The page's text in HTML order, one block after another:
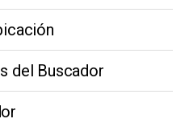
del Buscador